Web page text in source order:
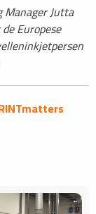
Manager Jutta
Europese